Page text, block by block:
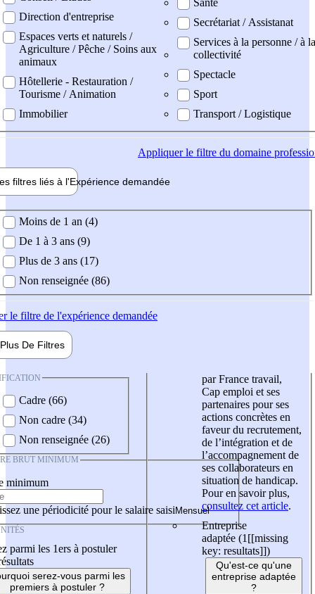
Direction d'entreprise
Espaces verts et naturels /
Agriculture / Pêche / Soins aux
animaux
Hôtellerie - Restauration /
Tourisme / Animation
Immobilier
Secrétariat / Assistanat
Services à la personne / à la
collectivité
Spectacle
Sport
Transport / Logistique
Appliquerle filtre du domaine
filtres liés à l'Expérience demandée
demandée
Moins de 1 an (4)
De 1 à 3 ans (9)
Plus de 3 ans (17)
Non renseignée (86)
le filtre de l'expérience demandée
Plus De Filtres
Cadre (66)
Non cadre (34)
Non renseignée (26)
BRUT MINIMUM
minimum
une périodicité pour le salaire saisi
parmi les 1ers à postuler
serez-vous parmi les
premiers à postuler ?
par France travail,
Cap emploi et ses
partenaires pour ses
actions concrètes en
faveur du recrutement,
de l’intégration et de
l’accompagnement de
ses collaborateurs en
situation de handicap.
Pour en savoir plus,
consultez cet article.
Entreprise
adaptée (1 [[missing
key: resultats]])
Qu'est-ce qu'une
entreprise adaptée
?